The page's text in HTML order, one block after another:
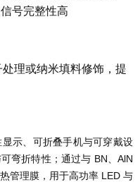
号完整性高
理或纳米填料修饰，提
示、可折叠手机与可穿戴设
弯折特性；通过与 BN、AlN
管理膜，用于高功率 LED 与